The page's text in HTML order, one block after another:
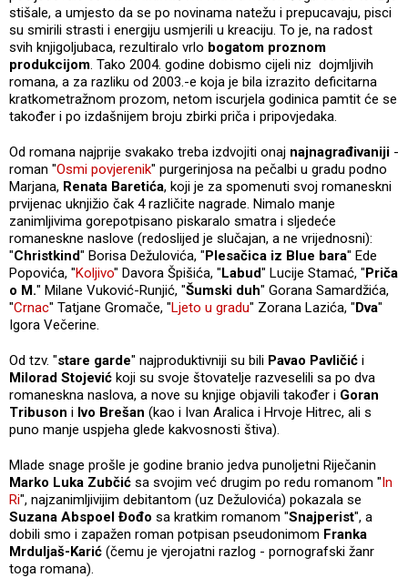
stišale, a umjesto da se po novinama natežu i prepucavaju, pisci
su smirili strasti i energiju usmjerili u kreaciju. To je, na radost
svih knjigoljubaca, rezultiralo vrlo bogatom proznom
produkcijom. Tako 2004. godine dobismo cijeli niz dojmljivih
romana, a za razliku od 2003.-e koja je bila izrazito deficitarna
kratkometražnom prozom, netom iscurjela godinica pamtit će se
također i po izdašnijem broju zbirki priča i pripovjedaka.
Od romana najprije svakako treba izdvojiti onaj najnagrađivaniji -
roman "Osmi povjerenik" purgerinjosa na pečalbi u gradu podno
Marjana, Renata Baretića, koji je za spomenuti svoj romaneskni
prvijenac uknjižio čak 4 različite nagrade. Nimalo manje
zanimljivima gorepotpisano piskaralo smatra i sljedeće
romaneskne naslove (redoslijed je slučajan, a ne vrijednosni):
"Christkind" Borisa Dežulovića, " Plesačica iz Blue bara" Ede
Popovića, "Koljivo" Davora Špišića, " Labud" Lucije Stamać, " Priča
o M." Milane Vuković-Runjić, "Šumski duh" Gorana Samardžića,
"Crnac" Tatjane Gromače, "Ljeto u gradu" Zorana Lazića, " Dva"
Igora Večerine.
Od tzv. "stare garde" najproduktivniji su bili Pavao Pavličić i
Milorad Stojević koji su svoje štovatelje razveselili sa po dva
romaneskna naslova, a nove su knjige objavili također i Goran
Tribuson i Ivo Brešan (kao i Ivan Aralica i Hrvoje Hitrec, ali s
puno manje uspjeha glede kakvosnosti štiva).
Mlade snage prošle je godine branio jedva punoljetni Riječanin
Marko Luka Zubčić sa svojim već drugim po redu romanom " In
Ri", najzanimljivijim debitantom (uz Dežulovića) pokazala se
Suzana Abspoel Đođo sa kratkim romanom "Snajperist", a
dobili smo i zapažen roman potpisan pseudonimom Franka
Mrduljaš-Karić (čemu je vjerojatni razlog - pornografski žanr
toga romana).